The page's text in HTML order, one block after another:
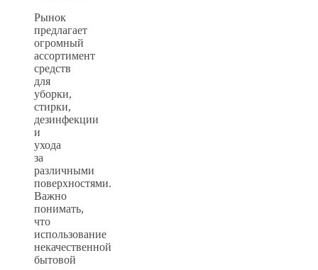
Рынок
предлагает
огромный
ассортимент
средств
для
уборки,
стирки,
дезинфекции
и
ухода
за
различными
поверхностями.
Важно
понимать,
что
использование
некачественной
бытовой